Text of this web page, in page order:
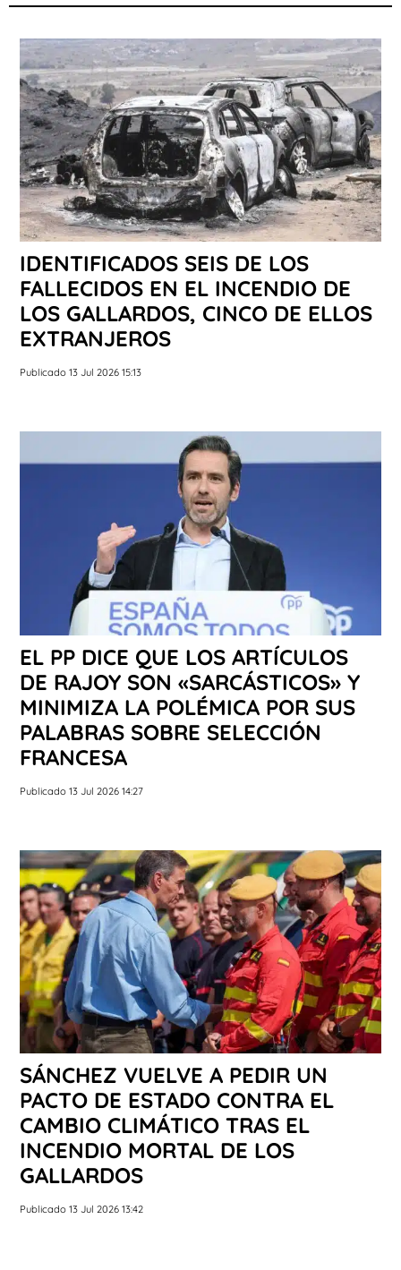
IDENTIFICADOS SEIS DE LOS
FALLECIDOS EN EL INCENDIO DE
LOS GALLARDOS, CINCO DE ELLOS
EXTRANJEROS
Publicado 13 Jul 2026 15:13
EL PP DICE QUE LOS ARTÍCULOS
DE RAJOY SON «SARCÁSTICOS» Y
MINIMIZA LA POLÉMICA POR SUS
PALABRAS SOBRE SELECCIÓN
FRANCESA
Publicado 13 Jul 2026 14:27
SÁNCHEZ VUELVE A PEDIR UN
PACTO DE ESTADO CONTRA EL
CAMBIO CLIMÁTICO TRAS EL
INCENDIO MORTAL DE LOS
GALLARDOS
Publicado 13 Jul 2026 13:42